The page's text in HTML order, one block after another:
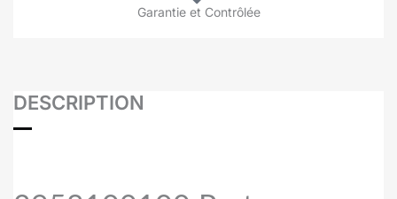
Garantie et Contrôlée
DESCRIPTION